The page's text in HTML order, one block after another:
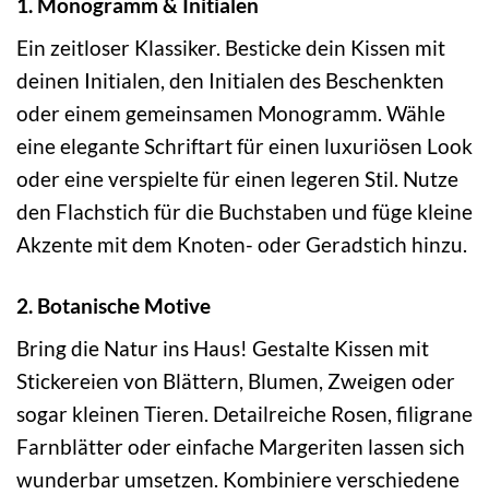
Ein zeitloser Klassiker. Besticke dein Kissen mit
deinen Initialen, den Initialen des Beschenkten
oder einem gemeinsamen Monogramm. Wähle
eine elegante Schriftart für einen luxuriösen Look
oder eine verspielte für einen legeren Stil. Nutze
den Flachstich für die Buchstaben und füge kleine
Akzente mit dem Knoten- oder Geradstich hinzu.
2. Botanische Motive
Bring die Natur ins Haus! Gestalte Kissen mit
Stickereien von Blättern, Blumen, Zweigen oder
sogar kleinen Tieren. Detailreiche Rosen, filigrane
Farnblätter oder einfache Margeriten lassen sich
wunderbar umsetzen. Kombiniere verschiedene